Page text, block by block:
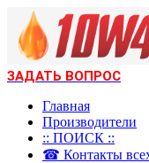
ЗАДАТЬ ВОПРОС
Главная
Производители
:: ПОИСК ::
☎ Контакты